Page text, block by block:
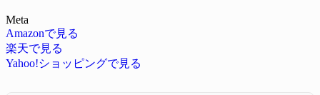
Meta
Amazonで見る
楽天で見る
Yahoo!ショッピングで見る